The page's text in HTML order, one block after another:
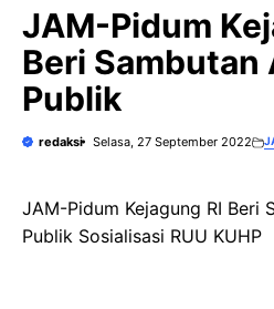
JAM-Pidum
Beri Sambutan
Publik
redaksi Selasa, 27 September 2022
JAM-Pidum Kejagung RI Beri
Publik Sosialisasi RUU KUHP